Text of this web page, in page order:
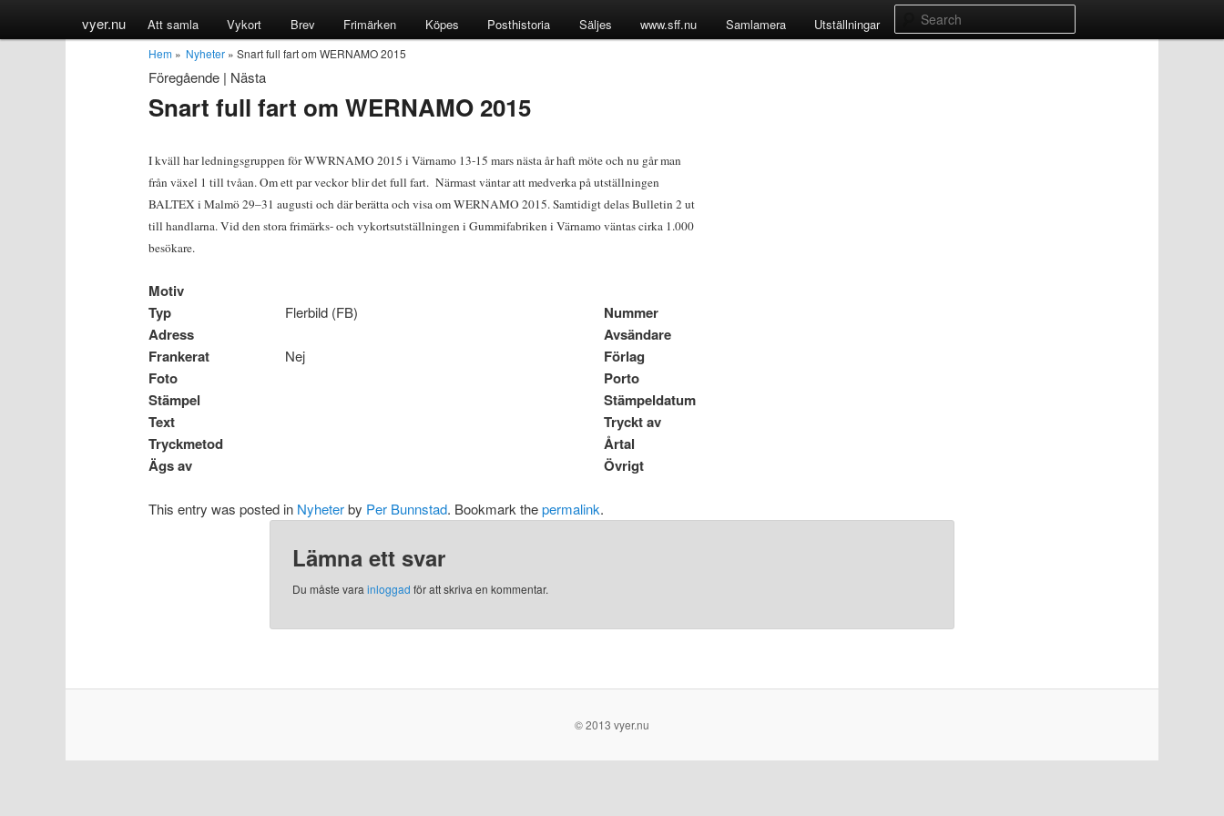
vyer.nu Att samla Vykort Brev Frimärken Köpes Posthistoria Säljes www.sff.nu Samlamera Utställningar Search
Hem » Nyheter » Snart full fart om WERNAMO 2015
Föregående | Nästa
Snart full fart om WERNAMO 2015
I kväll har ledningsgruppen för WWRNAMO 2015 i Värnamo 13-15 mars nästa år haft möte och nu går man
från växel 1 till tvåan. Om ett par veckor blir det full fart. Närmast väntar att medverka på utställningen
BALTEX i Malmö 29–31 augusti och där berätta och visa om WERNAMO 2015. Samtidigt delas Bulletin 2 ut
till handlarna. Vid den stora frimärks- och vykortsutställningen i Gummifabriken i Värnamo väntas cirka 1.000
besökare.
Motiv
Typ
Flerbild (FB)
Nummer
Adress
Avsändare
Frankerat
Nej
Förlag
Foto
Porto
Stämpel
Stämpeldatum
Text
Tryckt av
Tryckmetod
Årtal
Ägs av
Övrigt
This entry was posted in Nyheterby Per Bunnstad. Bookmark thepermalink.
Lämna ett svar
Du måste varainloggad för att skriva en kommentar.
© 2013 vyer.nu